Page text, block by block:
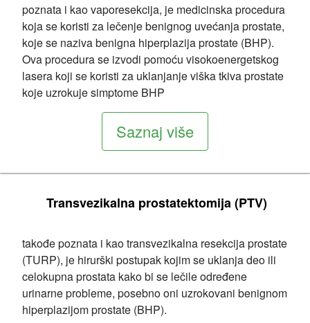
poznata i kao vaporesekcija, je medicinska procedura
koja se koristi za lečenje benignog uvećanja prostate,
koje se naziva benigna hiperplazija prostate (BHP).
Ova procedura se izvodi pomoću visokoenergetskog
lasera koji se koristi za uklanjanje viška tkiva prostate
koje uzrokuje simptome BHP
Saznaj više
Transvezikalna prostatektomija (PTV)
takođe poznata i kao transvezikalna resekcija prostate
(TURP), je hirurški postupak kojim se uklanja deo ili
celokupna prostata kako bi se lečile određene
urinarne probleme, posebno oni uzrokovani benignom
hiperplazijom prostate (BHP).